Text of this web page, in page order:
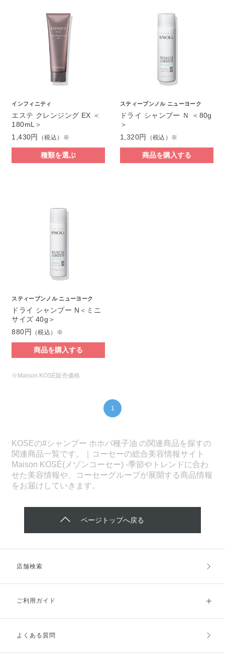
インフィニティ
エステ クレンジング EX ＜
180mL＞
1,430円
（税込）※
種類を選ぶ
スティーブンノル ニューヨーク
ドライ シャンプー Ｎ ＜80g
＞
1,320円
（税込）※
商品を購入する
スティーブンノル ニューヨーク
ドライ シャンプー N＜ミニ
サイズ 40g＞
880円
（税込）※
商品を購入する
※Maison KOSÉ販売価格
1
KOSEの#シャンプー ホホバ種子油 の関連商品を探すの
関連商品一覧です。｜コーセーの総合美容情報サイト
Maison KOSÉ(メゾンコーセー) -季節やトレンドに合わ
せた美容情報や、コーセーグループが展開する商品情報
をお届けしていきます。
ページトップへ戻る
店舗検索
ご利用ガイド
ご利用ガイドトップ
よくある質問